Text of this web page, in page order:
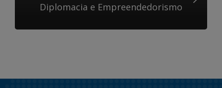
Diplomacia e Empreendedorismo